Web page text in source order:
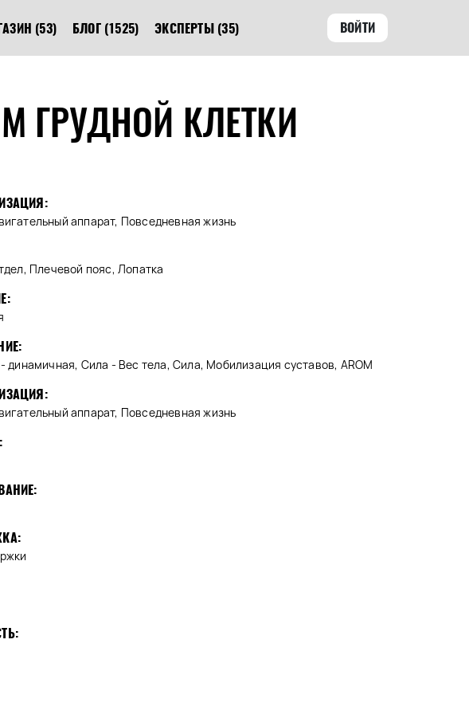
(53) БЛОГ (1525) ЭКСПЕРТЫ (35) ВОЙТИ
ГРУДНОЙ КЛЕТКИ
аппарат, Повседневная жизнь
Плечевой пояс, Лопатка
динамичная, Сила - Вес тела, Сила, Мобилизация суставов, AROM
аппарат, Повседневная жизнь